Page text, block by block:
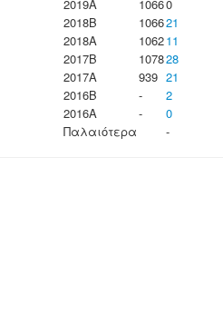
2019A
10660
2018B
106621
2018A
106211
2017B
107828
2017A
939 21
2016B
-
2
2016A
-
0
Παλαιότερα
-